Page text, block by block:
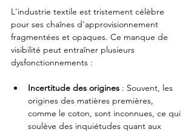
L'industrie textile est tristement célèbre
pour ses chaînes d'approvisionnement
fragmentées et opaques. Ce manque de
visibilité peut entraîner plusieurs
dysfonctionnements :
Incertitude des origines : Souvent, les
origines des matières premières,
comme le coton, sont inconnues, ce qui
soulève des inquiétudes quant aux